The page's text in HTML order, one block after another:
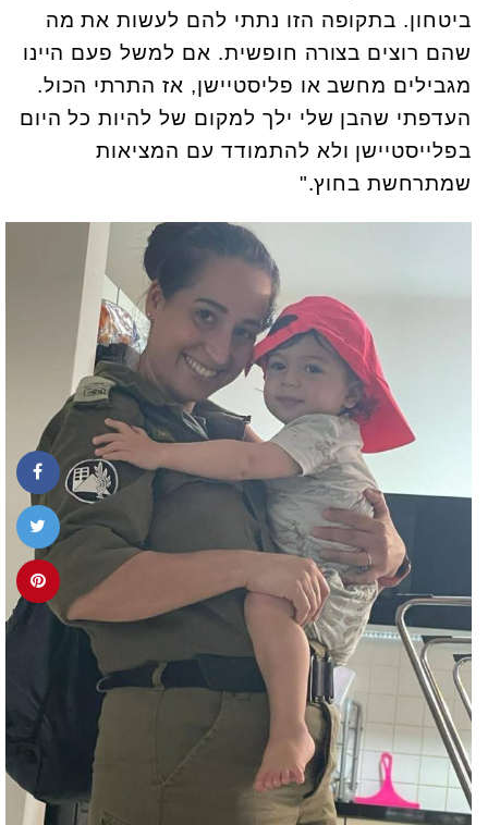
ביטחון. בתקופה הזו נתתי להם לעשות את מה
שהם רוצים בצורה חופשית. אם למשל פעם היינו
מגבילים מחשב או פליסטיישן, אז התרתי הכול.
העדפתי שהבן שלי ילך למקום של להיות כל היום
בפלייסטיישן ולא להתמודד עם המציאות
שמתרחשת בחוץ."